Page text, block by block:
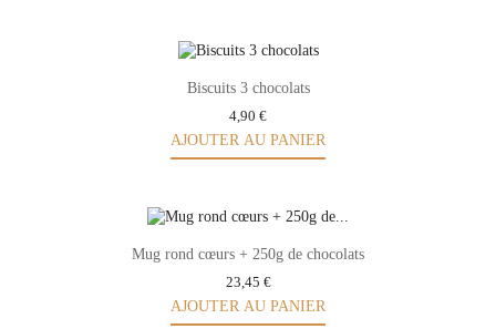
Biscuits 3 chocolats
4,90 €
AJOUTER AU PANIER
Mug rond cœurs + 250g de chocolats
23,45 €
AJOUTER AU PANIER